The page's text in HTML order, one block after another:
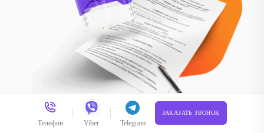
Телефон Viber Telegram
ЗАКАЗАТЬ ЗВОНОК